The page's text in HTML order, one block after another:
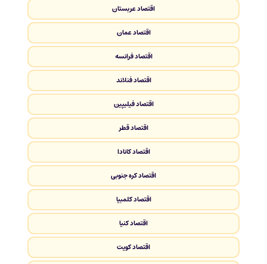
اقتصاد عربستان
اقتصاد عمان
اقتصاد فرانسه
اقتصاد فنلاند
اقتصاد فیلیپین
اقتصاد قطر
اقتصاد کانادا
اقتصاد کره جنوبی
اقتصاد کلمبیا
اقتصاد کنیا
اقتصاد کویت